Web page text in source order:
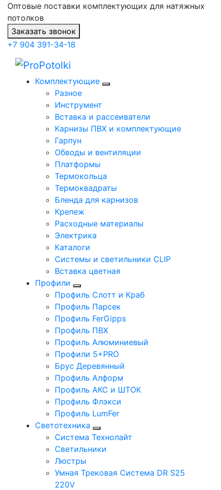
Оптовые поставки комплектующих для натяжных
потолков
Заказать звонок
+7 904 391-34-18
Комплектующие
Разное
Инструмент
Вставка и рассеиватели
Карнизы ПВХ и комплектующие
Гарпун
Обводы и вентиляции
Платформы
Термокольца
Термоквадраты
Бленда для карнизов
Крепеж
Расходные материалы
Электрика
Каталоги
Системы и светильники CLIP
Вставка цветная
Профили
Профиль Слотт и Краб
Профиль Парсек
Профиль FerGipps
Профиль ПВХ
Профиль Алюминиевый
Профили 5+PRO
Брус Деревянный
Профиль Алформ
Профиль АКС и ШТОК
Профиль Флэкси
Профиль LumFer
Светотехника
Система Технолайт
Светильники
Люстры
Умная Трековая Система DR S25
220V